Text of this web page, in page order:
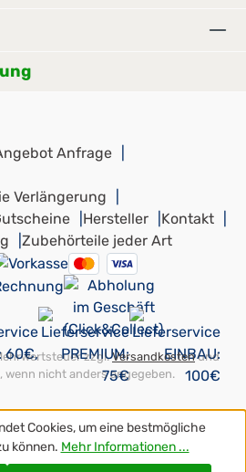
Anfrage
Verlängerung
Hersteller
Kontakt
Zubehörteile jeder Art
zzgl.Versandkostenund
wenn nicht anders angegeben.
Cookies, um eine bestmögliche
können. Mehr Informationen ...